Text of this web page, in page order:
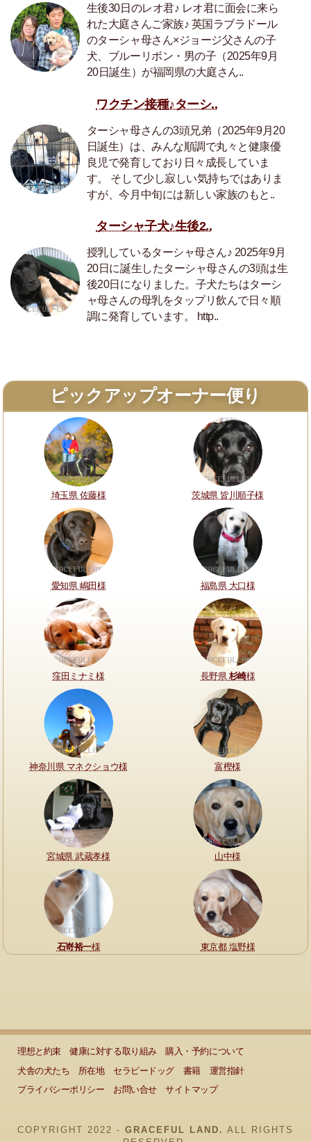
生後30日のレオ君♪ レオ君に面会に来ら
れた大庭さんご家族♪ 英国ラブラドール
のターシャ母さん×ジョージ父さんの子
犬、ブルーリボン・男の子（2025年9月
20日誕生）が福岡県の大庭さん..
ワクチン接種♪ターシ..
ターシャ母さんの3頭兄弟（2025年9月20
日誕生）は、みんな順調で丸々と健康優
良児で発育しており日々成長していま
す。 そして少し寂しい気持ちではありま
すが、今月中旬には新しい家族のもと..
ターシャ子犬♪生後2..
授乳しているターシャ母さん♪ 2025年9月
20日に誕生したターシャ母さんの3頭は生
後20日になりました。子犬たちはターシ
ャ母さんの母乳をタップリ飲んで日々順
調に発育しています。 http..
ピックアップオーナー便り
埼玉県 佐藤様 茨城県 皆川順子様
愛知県 嶋田様 福島県 大口様
窪田ミナミ様 長野県 杉崎様
神奈川県 マネクショウ様 富樫様
宮城県 武蔵孝様 山中様
石嵜裕一様 東京都 塩野様
理想と約束 健康に対する取り組み
購入・予約について
犬舎の犬たち
所在地 セラピードッグ 書籍
運営指針
プライバシーポリシー
お問い合せ サイトマップ
COPYRIGHT 2022 - GRACEFUL LAND. ALL RIGHTS